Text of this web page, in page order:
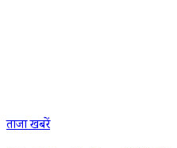
ताजा खबरें